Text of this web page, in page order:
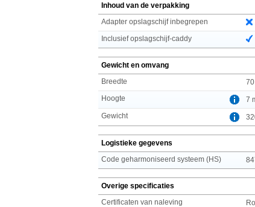
Inhoud van de verpakking
Adapter opslagschijf inbegrepen
Inclusief opslagschijf-caddy
Gewicht en omvang
Breedte
Hoogte
7
Gewicht
Logistieke gegevens
Code geharmoniseerd systeem (HS)
Overige specificaties
Certificaten van naleving